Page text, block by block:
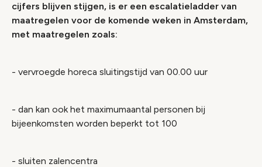
cijfers blijven stijgen, is er een escalatieladder van
maatregelen voor de komende weken in Amsterdam,
met maatregelen zoals:
- vervroegde horeca sluitingstijd van 00.00 uur
- dan kan ook het maximumaantal personen bij
bijeenkomsten worden beperkt tot 100
- sluiten zalencentra